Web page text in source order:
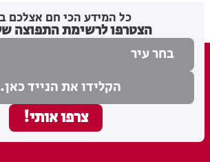
כל המידע הכי חם אצלכם
הצטרפו לרשימת התפוצה